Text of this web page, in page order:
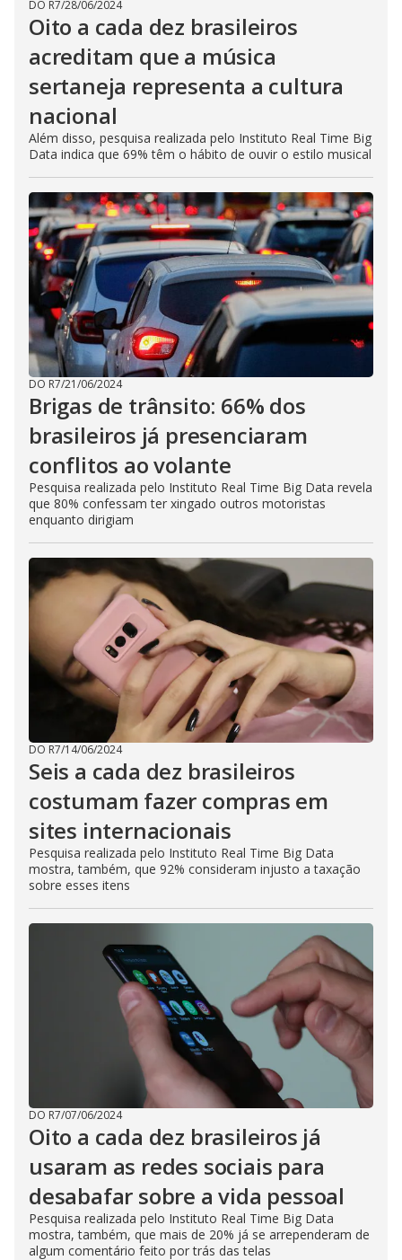
DO R7/28/06/2024
Oito a cada dez brasileiros
acreditam que a música
sertaneja representa a cultura
nacional
Além disso, pesquisa realizada pelo Instituto Real Time Big
Data indica que 69% têm o hábito de ouvir o estilo musical
DO R7/21/06/2024
Brigas de trânsito: 66% dos
brasileiros já presenciaram
conflitos ao volante
Pesquisa realizada pelo Instituto Real Time Big Data revela
que 80% confessam ter xingado outros motoristas
enquanto dirigiam
DO R7/14/06/2024
Seis a cada dez brasileiros
costumam fazer compras em
sites internacionais
Pesquisa realizada pelo Instituto Real Time Big Data
mostra, também, que 92% consideram injusto a taxação
sobre esses itens
DO R7/07/06/2024
Oito a cada dez brasileiros já
usaram as redes sociais para
desabafar sobre a vida pessoal
Pesquisa realizada pelo Instituto Real Time Big Data
mostra, também, que mais de 20% já se arrependeram de
algum comentário feito por trás das telas